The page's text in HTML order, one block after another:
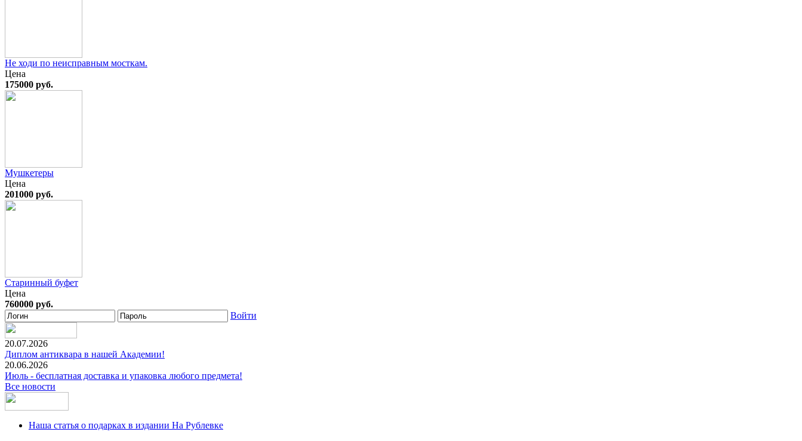
Не ходи по неисправным мосткам.
Цена
175000 руб.
Мушкетеры
Цена
201000 руб.
Старинный буфет
Цена
760000 руб.
Войти
20.07.2026
Диплом антиквара в нашей Академии!
20.06.2026
Июль - бесплатная доставка и упаковка любого предмета!
Все новости
Наша статья о подарках в издании На Рублевке